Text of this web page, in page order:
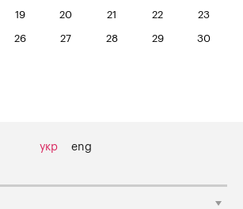
19 20 21 22 23
26 27 28 29 30
укр eng